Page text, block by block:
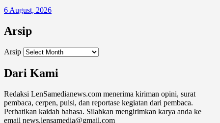
6 August, 2026
Arsip
Arsip
Dari Kami
Redaksi LenSamedianews.com menerima kiriman opini, surat
pembaca, cerpen, puisi, dan reportase kegiatan dari pembaca.
Perhatikan kaidah bahasa. Silahkan mengirimkan karya anda ke
email news.lensamedia@gmail.com